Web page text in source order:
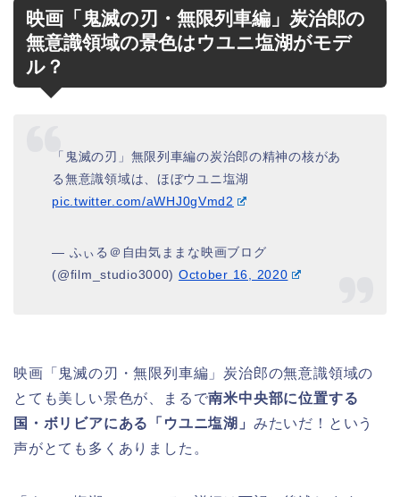
映画「鬼滅の刃・無限列車編」炭治郎の
無意識領域の景色はウユニ塩湖がモデ
ル？
「鬼滅の刃」無限列車編の炭治郎の精神の核があ
る無意識領域は、ほぼウユニ塩湖
pic.twitter.com/aWHJ0gVmd2
— ふぃる＠自由気ままな映画ブログ
(@film_studio3000) October 16, 2020
映画「鬼滅の刃・無限列車編」炭治郎の無意識領域の
とても美しい景色が、まるで南米中央部に位置する
国・ボリビアにある「ウユニ塩湖」 みたいだ！という
声がとても多くありました。